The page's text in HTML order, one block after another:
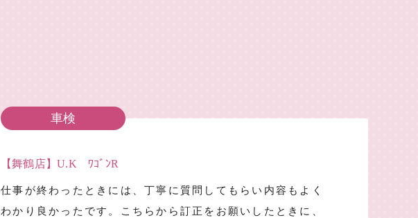
車検
【舞鶴店】U.K ﾜｺﾞﾝR
仕事が終わったときには、丁寧に質問してもらい内容もよく
わかり良かったです。こちらから訂正をお願いしたときに、